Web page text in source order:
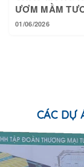
01/06/2026